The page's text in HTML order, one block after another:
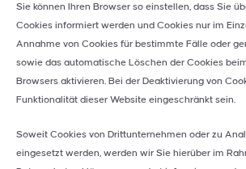
Sie können Ihren Browser so einstellen, dass Sie
Cookies informiert werden und Cookies nur im
Annahme von Cookies für bestimmte Fälle oder
sowie das automatische Löschen der Cookies
Browsers aktivieren. Bei der Deaktivierung von
Funktionalität dieser Website eingeschränkt sein.
Soweit Cookies von Drittunternehmen oder zu
eingesetzt werden, werden wir Sie hierüber im